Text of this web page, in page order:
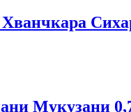
Мукузани